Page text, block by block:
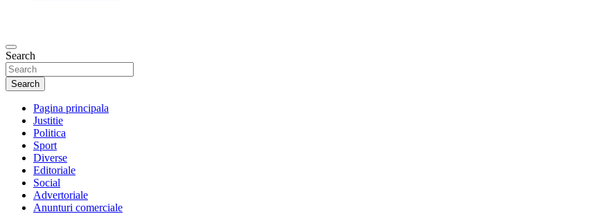
Search
Search
Pagina principala
Justitie
Politica
Sport
Diverse
Editoriale
Social
Advertoriale
Anunturi comerciale